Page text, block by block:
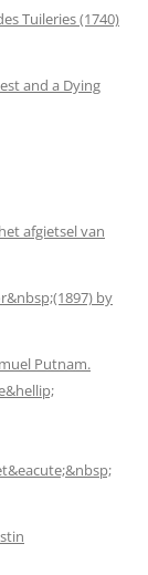
Tuileries (1740)
and a Dying
afgietsel van
by
Putnam.